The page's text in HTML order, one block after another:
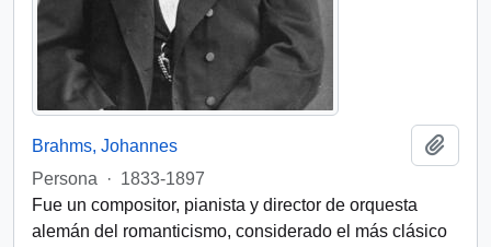
Brahms, Johannes
Persona
· 1833-1897
Fue un compositor, pianista y director de orquesta
alemán del romanticismo, considerado el más clásico